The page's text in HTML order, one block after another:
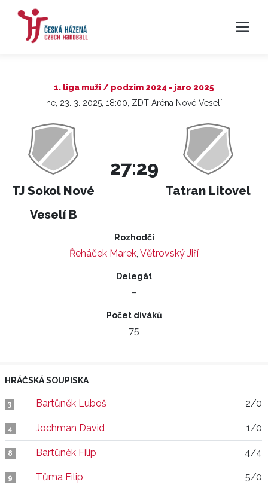
1. liga muži / podzim 2024 - jaro 2025
ne, 23. 3. 2025, 18:00, ZDT Aréna Nové Veselí
TJ Sokol Nové
Veselí B
27:29
Tatran Litovel
Rozhodčí
Řeháček Marek, Větrovský Jiří
Delegát
–
Počet diváků
75
HRÁČSKÁ SOUPISKA
3 Bartůněk Luboš 2/0
4 Jochman David 1/0
8 Bartůněk Filip 4/4
9 Tůma Filip 5/0